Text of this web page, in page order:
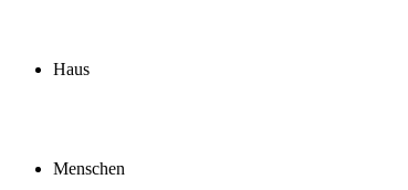
Haus
Menschen